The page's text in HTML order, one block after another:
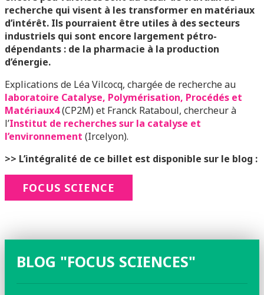
recherche qui visent à les transformer en matériaux
d’intérêt. Ils pourraient être utiles à des secteurs
industriels qui sont encore largement pétro-
dépendants : de la pharmacie à la production
d’énergie.
Explications de Léa Vilcocq, chargée de recherche au
laboratoire Catalyse, Polymérisation, Procédés et
Matériaux4(CP2M) et Franck Rataboul, chercheur à
l’Institut de recherches sur la catalyse et
l’environnement (Ircelyon).
>> L’intégralité de ce billet est disponible sur le blog :
FOCUS SCIENCE
BLOG "FOCUS SCIENCES"